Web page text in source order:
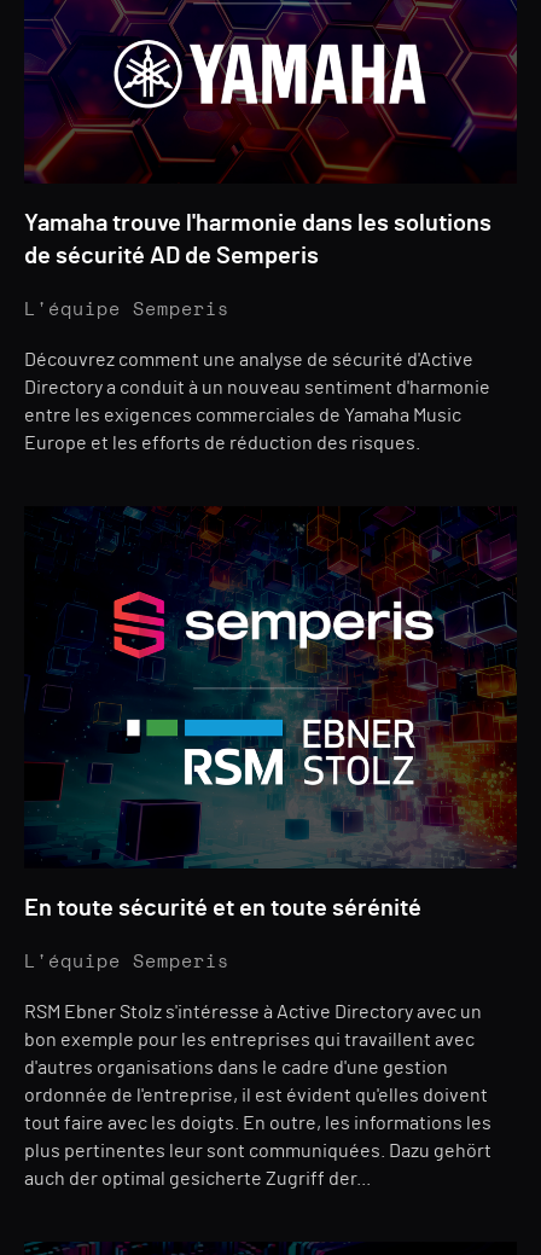
Yamaha trouve l'harmonie dans les solutions
de sécurité AD de Semperis
L'équipe Semperis
Découvrez comment une analyse de sécurité d'Active
Directory a conduit à un nouveau sentiment d'harmonie
entre les exigences commerciales de Yamaha Music
Europe et les efforts de réduction des risques.
En toute sécurité et en toute sérénité
L'équipe Semperis
RSM Ebner Stolz s'intéresse à Active Directory avec un
bon exemple pour les entreprises qui travaillent avec
d'autres organisations dans le cadre d'une gestion
ordonnée de l'entreprise, il est évident qu'elles doivent
tout faire avec les doigts. En outre, les informations les
plus pertinentes leur sont communiquées. Dazu gehört
auch der optimal gesicherte Zugriff der...